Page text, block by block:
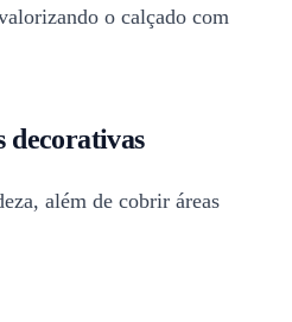
o calçado com
decorativas
além de cobrir áreas